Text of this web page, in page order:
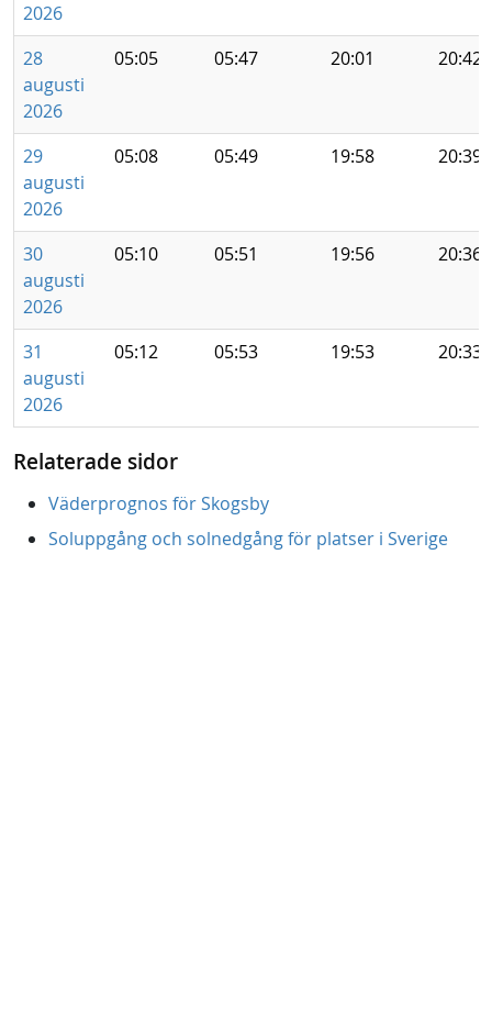
2026
28
augusti
2026
05:05 05:47 20:01 20:42
29
augusti
2026
05:08 05:49 19:58 20:39
30
augusti
2026
05:10 05:51 19:56 20:36
31
augusti
2026
05:12 05:53 19:53 20:33
Relaterade sidor
Väderprognos för Skogsby
Soluppgång och solnedgång för platser i Sverige